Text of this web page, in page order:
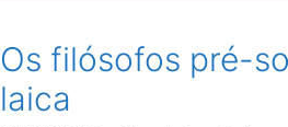
Os filósofos pré-
laica